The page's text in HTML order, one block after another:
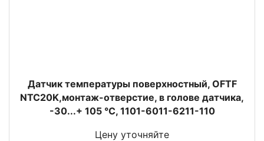
Датчик температуры поверхностный, OFTF
NTC20K,монтаж-отверстие, в голове датчика,
-30...+ 105 °C, 1101-6011-6211-110
Цену уточняйте